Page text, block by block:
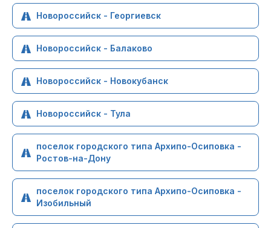
Новороссийск - Георгиевск
Новороссийск - Балаково
Новороссийск - Новокубанск
Новороссийск - Тула
поселок городского типа Архипо-Осиповка -
Ростов-на-Дону
поселок городского типа Архипо-Осиповка -
Изобильный